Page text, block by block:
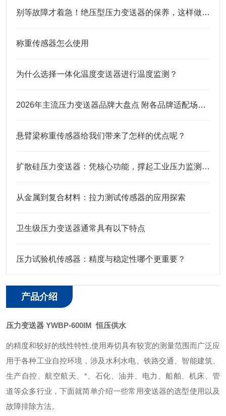
别等故障才着急！绝压型压力变送器的保养，这样做才靠谱
称重传感器怎么使用
为什么选择一体化温度变送器进行温度监测？
2026年主流压力变送器品牌大盘点 附各品牌适配场景及选购建议
悬臂梁称重传感器给我们带来了怎样的优点呢？
扩散硅压力变送器：凭核心功能，撑起工业压力监测的“硬底气”
从金属到复合材料：拉力测试传感器的应用探索
卫生级压力变送器通常具有以下特点
压力试验机传感器：精度与稳定性哪个更重要？
产品介绍
压力变送器 YWBP-600IM 恒压供水
的精度和较好的线性特性,使用寿切具有较宽的测量范围而广泛应
用于各种工业自控环境，涉及水利水电、铁路交通、智能建筑、
生产自控、航空航天、*、石化、油井、电力、船舶、机床、管
道等众多行业，下面就简单介绍一些常用变送器的选型使用以及
故障排除方法。